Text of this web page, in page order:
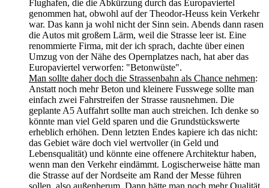
Flughafen, die die Abkürzung durch das Europaviertel
genommen hat, obwohl auf der Theodor-Heuss kein Verkehr
war. Das kann ja wohl nicht der Sinn sein. Abends dann rasen
die Autos mit großem Lärm, weil die Strasse leer ist. Eine
renommierte Firma, mit der ich sprach, dachte über einen
Umzug von der Nähe des Opernplatzes nach, hat aber das
Europaviertel verworfen: "Betonwüste".
Man sollte daher doch die Strassenbahn als Chance nehmen:
Anstatt noch mehr Beton und kleinere Fusswege sollte man
einfach zwei Fahrstreifen der Strasse rausnehmen. Die
geplante A5 Auffahrt sollte man auch streichen. Ich denke so
könnte man viel Geld sparen und die Grundstückswerte
erheblich erhöhen. Denn letzten Endes kapiere ich das nicht:
das Gebiet wäre doch viel wertvoller (in Geld und
Lebensqualität) und könnte eine offenere Architektur haben,
wenn man den Verkehr eindämmt. Logischerweise hätte man
die Strasse auf der Nordseite am Rand der Messe führen
sollen, also außenherum. Dann hätte man noch mehr Qualität